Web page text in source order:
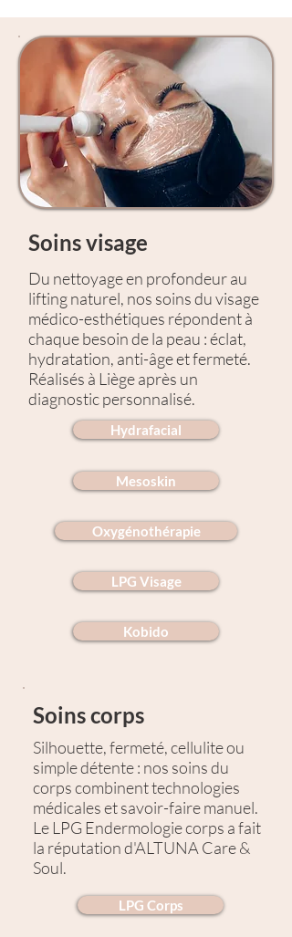
Soins visage
Du nettoyage en profondeur au
lifting naturel, nos soins du visage
médico-esthétiques répondent à
chaque besoin de la peau : éclat,
hydratation, anti-âge et fermeté.
Réalisés à Liège après un
diagnostic personnalisé.
Hydrafacial
Mesoskin
Oxygénothérapie
LPG Visage
Kobido
Soins corps
Silhouette, fermeté, cellulite ou
simple détente : nos soins du
corps combinent technologies
médicales et savoir-faire manuel.
Le LPG Endermologie corps a fait
la réputation d'ALTUNA Care &
Soul.
LPG Corps